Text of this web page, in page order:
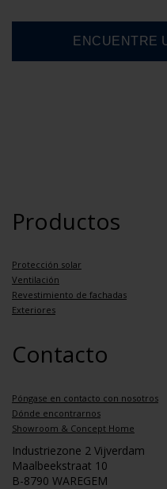
Productos
Protección solar
Ventilación
Revestimiento de fachadas
Exteriores
Contacto
Póngase en contacto con nosotros
Dónde encontrarnos
Showroom & Concept Home
Industriezone 2 Vijverdam
Maalbeekstraat 10
B-8790 WAREGEM